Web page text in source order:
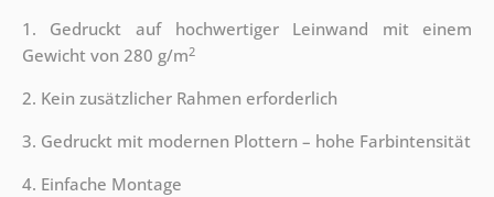
1. Gedruckt auf hochwertiger Leinwand mit einem
Gewicht von 280 g/m2
2. Kein zusätzlicher Rahmen erforderlich
3. Gedruckt mit modernen Plottern – hohe Farbintensität
4. Einfache Montage